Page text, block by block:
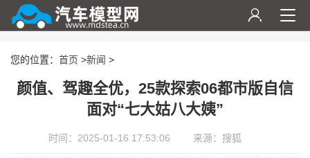
您的位置： 首页 >新闻 >
颜值、驾趣全优，25款探索06都市版自信
面对“七大姑八大姨”
时间：2025-01-16 17:53:06 来源：搜狐